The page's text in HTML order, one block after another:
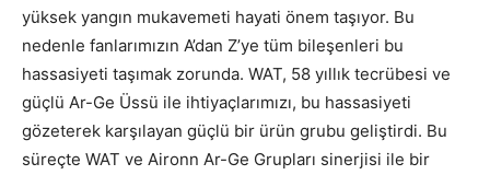
yüksek yangın mukavemeti hayati önem taşıyor. Bu
nedenle fanlarımızın A’dan Z’ye tüm bileşenleri bu
hassasiyeti taşımak zorunda. WAT, 58 yıllık tecrübesi ve
güçlü Ar-Ge Üssü ile ihtiyaçlarımızı, bu hassasiyeti
gözeterek karşılayan güçlü bir ürün grubu geliştirdi. Bu
süreçte WAT ve Aironn Ar-Ge Grupları sinerjisi ile bir